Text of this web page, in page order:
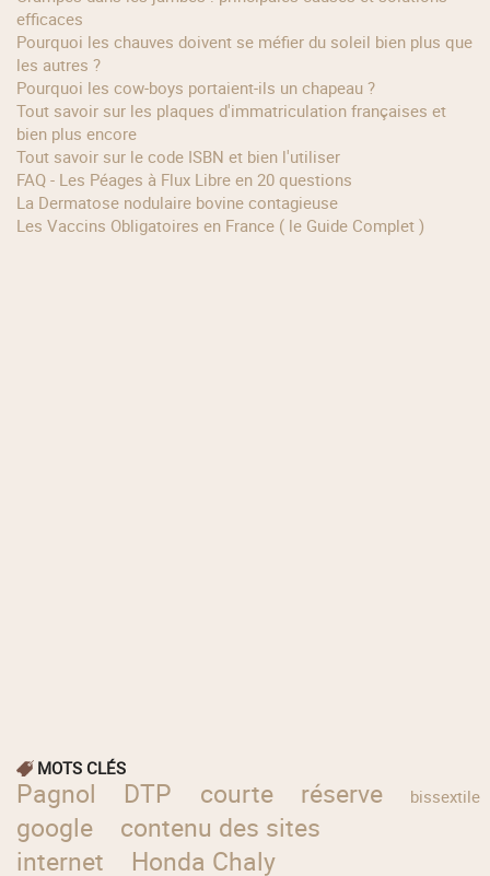
efficaces
Pourquoi les chauves doivent se méfier du soleil bien plus que
les autres ?
Pourquoi les cow‑boys portaient‑ils un chapeau ?
Tout savoir sur les plaques d'immatriculation françaises et
bien plus encore
Tout savoir sur le code ISBN et bien l'utiliser
FAQ - Les Péages à Flux Libre en 20 questions
La Dermatose nodulaire bovine contagieuse
Les Vaccins Obligatoires en France ( le Guide Complet )
MOTS CLÉS
Pagnol DTP courte réserve bissextile
google
contenu des sites
internet
Honda Chaly